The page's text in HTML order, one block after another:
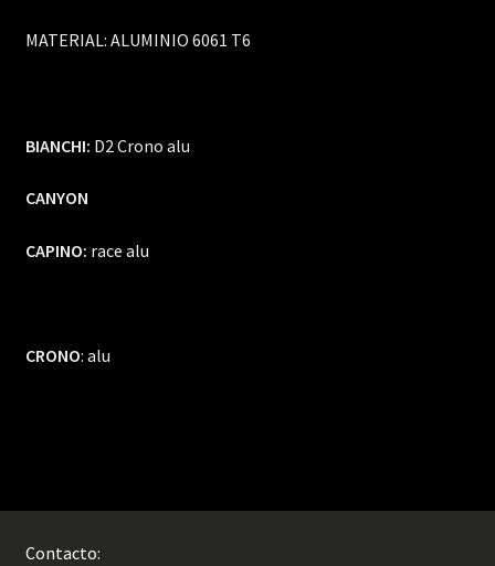
MATERIAL: ALUMINIO 6061 T6
BIANCHI: D2 Crono alu
CANYON
CAPINO: race alu
CRONO: alu
Contacto: